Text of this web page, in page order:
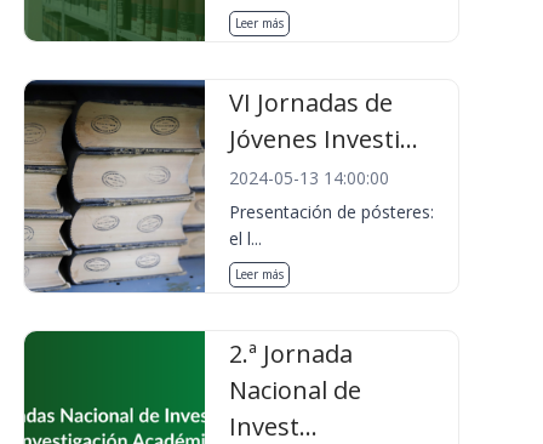
Leer más
VI Jornadas de
Jóvenes Investi...
2024-05-13 14:00:00
Presentación de pósteres:
el l...
Leer más
2.ª Jornada
Nacional de
Invest...